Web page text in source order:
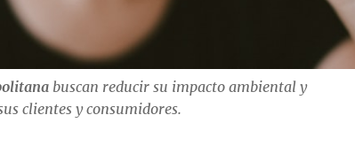
buscan reducir su impacto ambiental y
clientes y consumidores.